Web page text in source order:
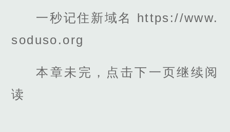
一秒记住新域名 https://www.
soduso.org
本章未完，点击下一页继续阅
读